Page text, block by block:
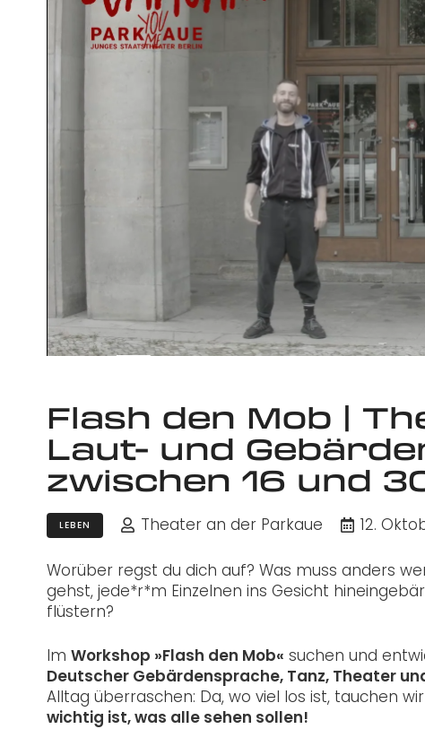
Flash den Mob |
Laut- und
zwischen 16 und
LEBEN Theater an der Parkaue 12.
Worüber regst du dich auf? Was muss anders
gehst, jede*r*m Einzelnen ins Gesicht
flüstern?
Im Workshop »Flash den Mob« suchen und
Deutscher Gebärdensprache, Tanz, Theater
Alltag überraschen: Da, wo viel los ist, tauchen
wichtig ist, was alle sehen sollen!